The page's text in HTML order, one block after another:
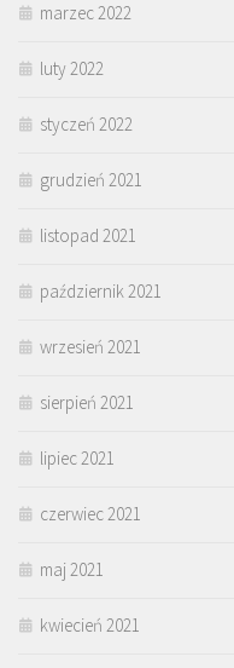
marzec 2022
luty 2022
styczeń 2022
grudzień 2021
listopad 2021
październik 2021
wrzesień 2021
sierpień 2021
lipiec 2021
czerwiec 2021
maj 2021
kwiecień 2021